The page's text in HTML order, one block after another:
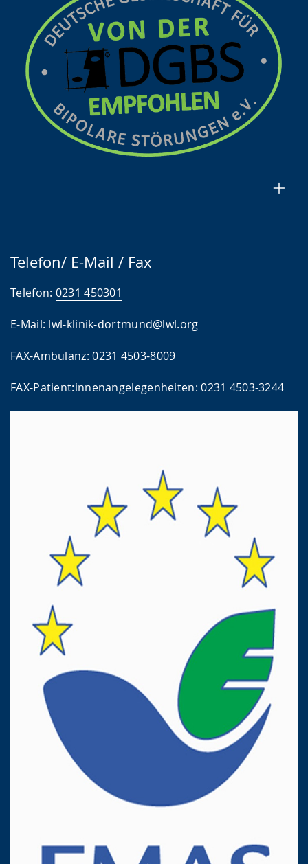
Telefon/ E-Mail / Fax
Telefon: 0231 450301
E-Mail: lwl-klinik-dortmund@lwl.org
FAX-Ambulanz: 0231 4503-8009
FAX-Patient:innenangelegenheiten: 0231 4503-3244